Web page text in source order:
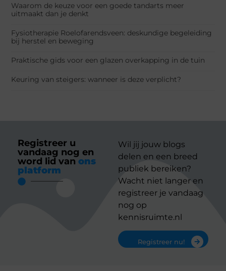
Waarom de keuze voor een goede tandarts meer
uitmaakt dan je denkt
Fysiotherapie Roelofarendsveen: deskundige begeleiding
bij herstel en beweging
Praktische gids voor een glazen overkapping in de tuin
Keuring van steigers: wanneer is deze verplicht?
Registreer u
vandaag nog en
word lid van ons
platform
Wil jij jouw blogs
delen en een breed
publiek bereiken?
Wacht niet langer en
registreer je vandaag
nog op
kennisruimte.nl
Registreer nu!